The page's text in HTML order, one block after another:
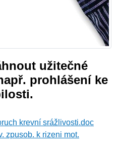
užitečné
prohlášení ke
krevní srážlivosti.doc
zpusob. k rizeni mot.